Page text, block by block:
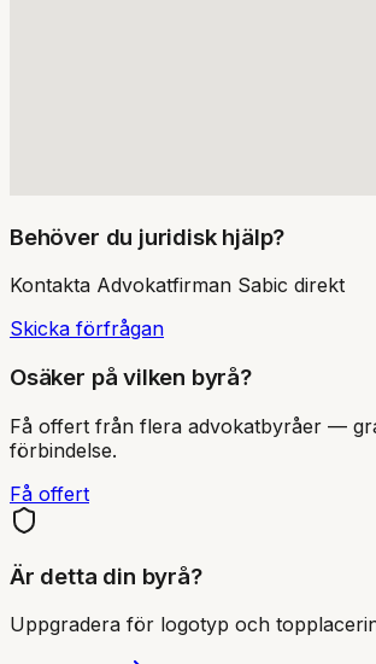
Behöver du juridisk hjälp?
Kontakta Advokatfirman Sabic direkt
Skicka förfrågan
Osäker på vilken byrå?
Få offert från flera advokatbyråer —
förbindelse.
Få offert
Är detta din byrå?
Uppgradera för logotyp och